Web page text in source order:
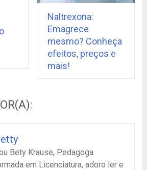
Naltrexona:
Emagrece
mesmo? Conheça
efeitos, preços e
mais!
Bety Krause, Pedagoga
em Licenciatura, adoro ler e